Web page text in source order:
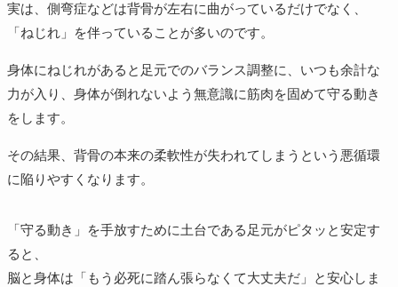
実は、側弯症などは背骨が左右に曲がっているだけでなく、
「ねじれ」を伴っていることが多いのです。
身体にねじれがあると​足元でのバランス調整に、いつも余計な
力が入り、​身体が倒れないよう無意識に筋肉を固めて守る動き
をします。
その結果、背骨の本来の柔軟性が失われてしまう​という悪循環
に陥りやすくなります。
​「守る動き」を手放すために土台である足元がピタッと安定す
ると、
脳と身体は「もう必死に踏ん張らなくて大丈夫だ」と安心しま